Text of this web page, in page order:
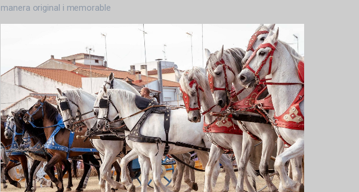
manera original i memorable